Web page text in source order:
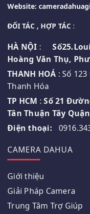
Website:
ĐỐI TÁC , HỢP TÁC :
HÀ NỘI :
Hoàng Văn Thụ,
THANH HOÁ : Số
Thanh Hóa
TP HCM :Số 21
Tân Thuận Tây
Điện thoại:
CAMERA DAHUA
Giới thiệu
Giải Pháp Camera
Trung Tâm Trợ Giúp